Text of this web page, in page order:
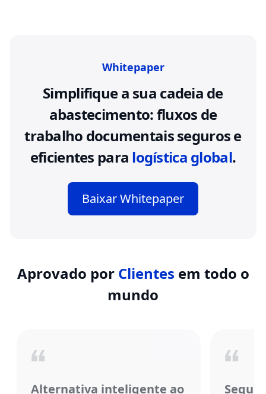
Whitepaper
Simplifique a sua cadeia de
abastecimento: fluxos de
trabalho documentais seguros e
eficientes para logística global.
Baixar Whitepaper
Aprovado por Clientes em todo o
mundo
Alternativa inteligente ao